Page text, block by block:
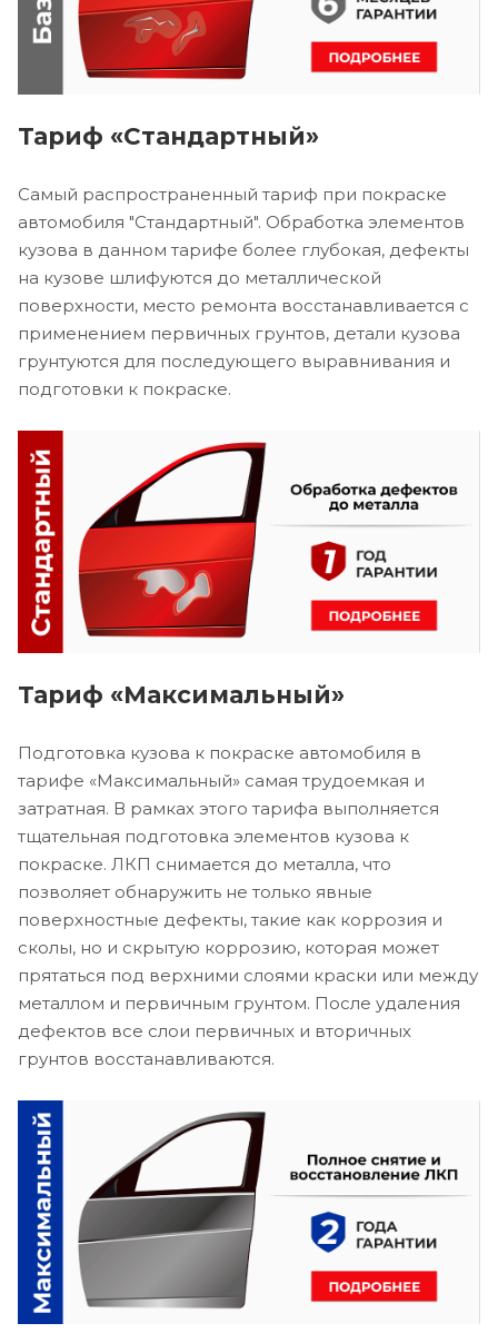
Тариф «Стандартный»
Самый распространенный тариф при покраске
автомобиля "Стандартный". Обработка элементов
кузова в данном тарифе более глубокая, дефекты
на кузове шлифуются до металлической
поверхности, место ремонта восстанавливается с
применением первичных грунтов, детали кузова
грунтуются для последующего выравнивания и
подготовки к покраске.
Тариф «Максимальный»
Подготовка кузова к покраске автомобиля в
тарифе «Максимальный» самая трудоемкая и
затратная. В рамках этого тарифа выполняется
тщательная подготовка элементов кузова к
покраске. ЛКП снимается до металла, что
позволяет обнаружить не только явные
поверхностные дефекты, такие как коррозия и
сколы, но и скрытую коррозию, которая может
прятаться под верхними слоями краски или между
металлом и первичным грунтом. После удаления
дефектов все слои первичных и вторичных
грунтов восстанавливаются.